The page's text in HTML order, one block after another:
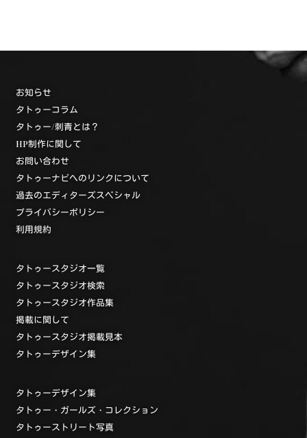
お知らせ
タトゥーコラム
タトゥー/刺青とは？
HP制作に関して
お問い合わせ
タトゥーナビへのリンクについて
過去のエディターズスペシャル
プライバシーポリシー
利用規約
タトゥースタジオ一覧
タトゥースタジオ検索
タトゥースタジオ作品集
掲載に関して
タトゥースタジオ掲載見本
タトゥーデザイン集
タトゥーデザイン集
タトゥー・ガールズ・コレクション
タトゥーストリート写真